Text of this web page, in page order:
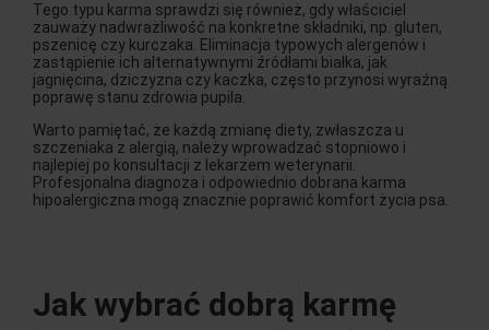
Tego typu karma sprawdzi się również, gdy właściciel
zauważy nadwrażliwość na konkretne składniki, np. gluten,
pszenicę czy kurczaka. Eliminacja typowych alergenów i
zastąpienie ich alternatywnymi źródłami białka, jak
jagnięcina, dziczyzna czy kaczka, często przynosi wyraźną
poprawę stanu zdrowia pupila.
Warto pamiętać, że każdą zmianę diety, zwłaszcza u
szczeniaka z alergią, należy wprowadzać stopniowo i
najlepiej po konsultacji z lekarzem weterynarii.
Profesjonalna diagnoza i odpowiednio dobrana karma
hipoalergiczna mogą znacznie poprawić komfort życia psa.
Jak wybrać dobrą karmę